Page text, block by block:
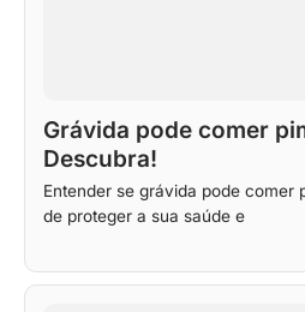
Grávida pode comer
Descubra!
Entender se grávida pode comer
de proteger a sua saúde e